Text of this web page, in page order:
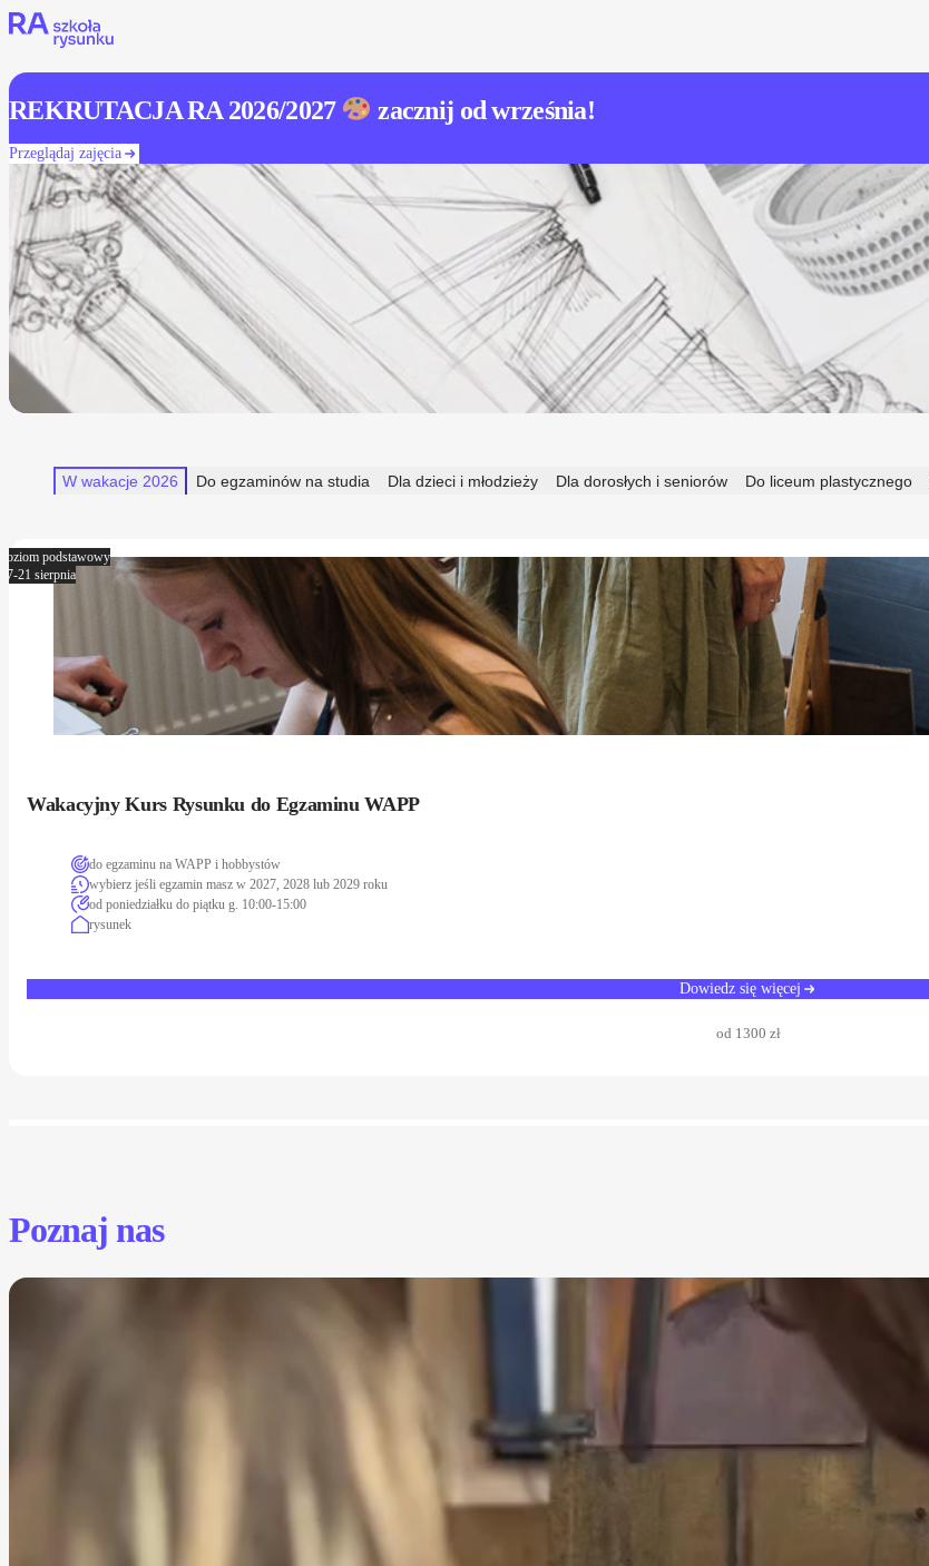
Skip to content
REKRUTACJA RA 2026/2027 zacznij od września!
Przeglądaj zajęcia
W wakacje 2026 Do egzaminów na studia Dla dzieci i młodzieży Dla dorosłych i seniorów Do liceum plastycznego
poziom podstawowy
17-21 sierpnia
Wakacyjny Kurs Rysunku do Egzaminu WAPP
do egzaminu na WAPP i hobbystów
wybierz jeśli egzamin masz w 2027, 2028 lub 2029 roku
od poniedziałku do piątku g. 10:00-15:00
rysunek
Dowiedz się więcej
od 1300 zł
Poznaj nas